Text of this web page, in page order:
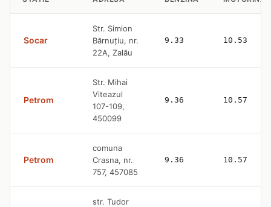
Socar
Str. Simion
Bărnuțiu, nr.
22A, Zalău
9.33 10.53
Petrom
Str. Mihai
Viteazul
107-109,
450099
9.36 10.57
Petrom
comuna
Crasna, nr.
757, 457085
9.36 10.57
str. Tudor